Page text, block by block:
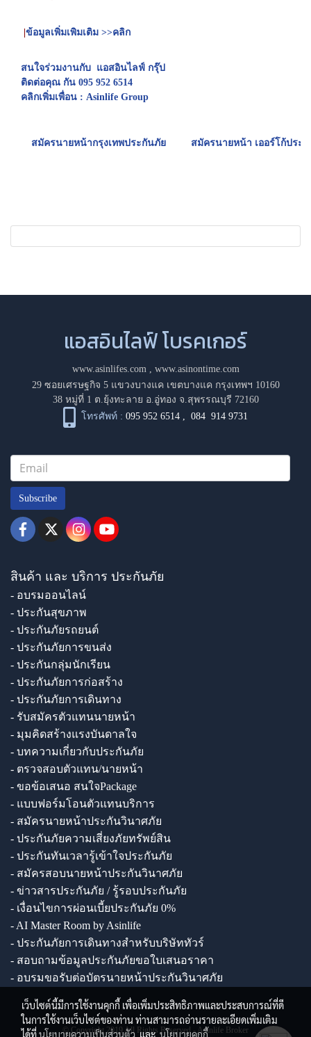
ข้อมูลเพิ่มเพิมเติม >>คลิก
สนใจร่วมงานกับ แอสอินไลฟ์ กรุ๊ป
ติดต่อคุณ กัน 095 952 6514
คลิกเพิ่มเพื่อน : Asinlife Group
สมัครนายหน้ากรุงเทพประกันภัย สมัครนายหน้า เออร์โก้ประ
แอสอินไลฟ์ โบรคเกอร์
www.asinlifes.com
www.asinontime.com
29 ซอยเศรษฐกิจ 5 แขวงบางแค เขตบางแค กรุงเทพฯ 10160
38 หมู่ที่ 1 ต.ยุ้งทะลาย อ.อู่ทอง จ.สุพรรณบุรี 72160
โทรศัพท์ : 095 952 6514 ,084 914 9731
Subscribe
สินค้า และ บริการ ประกันภัย
- อบรมออนไลน์
- ประกันสุขภาพ
- ประกันภัยรถยนต์
- ประกันภัยการขนส่ง
- ประกันกลุ่มนักเรียน
- ประกันภัยการก่อสร้าง
- ประกันภัยการเดินทาง
- รับสมัครตัวแทนนายหน้า
- มุมคิดสร้างแรงบันดาลใจ
- บทความเกี่ยวกับประกันภัย
- ตรวจสอบตัวแทน/นายหน้า
- ขอข้อเสนอ สนใจPackage
- แบบฟอร์มโอนตัวแทนบริการ
- สมัครนายหน้าประกันวินาศภัย
- ประกันภัยความเสี่ยงภัยทรัพย์สิน
- ประกันทันเวลารู้เข้าใจประกันภัย
- สมัครสอบนายหน้าประกันวินาศภัย
- ข่าวสารประกันภัย / รู้รอบประกันภัย
- เงื่อนไขการผ่อนเบี้ยประกันภัย 0%
- AI Master Room by Asinlife
- ประกันภัยการเดินทางสำหรับบริษัททัวร์
- สอบถามข้อมูลประกันภัยขอใบเสนอราคา
- อบรมขอรับต่อบัตรนายหน้าประกันวินาศภัย
© Copyright 2019 All Rights Reserved - Asinlife Broker
เว็บไซต์นี้มีการใช้งานคุกกี้ เพื่อเพิ่มประสิทธิภาพและประสบการณ์ที่ดี
ในการใช้งานเว็บไซต์ของท่าน ท่านสามารถอ่านรายละเอียดเพิ่มเติม
ได้ที่นโยบายความเป็นส่วนตัว และนโยบายคุกกี้